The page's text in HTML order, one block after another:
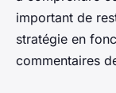
important de
stratégie en
commentaires